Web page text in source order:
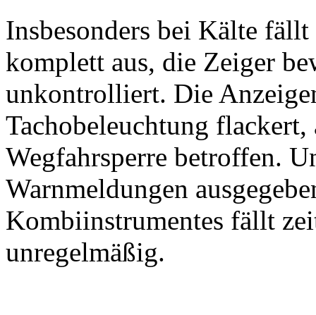
Insbesonders bei Kälte
komplett aus, die Zeiger
unkontrolliert. Die
Tachobeleuchtung
Wegfahrsperre betroffen.
Warnmeldungen
Kombiinstrumentes fällt
unregelmäßig.